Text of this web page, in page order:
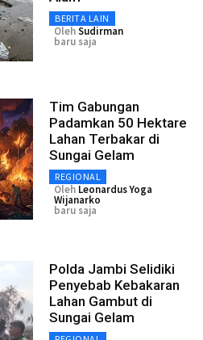
BERITA LAIN
OlehSudirman
baru saja
Tim Gabungan
Padamkan 50 Hektare
Lahan Terbakar di
Sungai Gelam
REGIONAL
Oleh Leonardus Yoga
Wijanarko
baru saja
Polda Jambi Selidiki
Penyebab Kebakaran
Lahan Gambut di
Sungai Gelam